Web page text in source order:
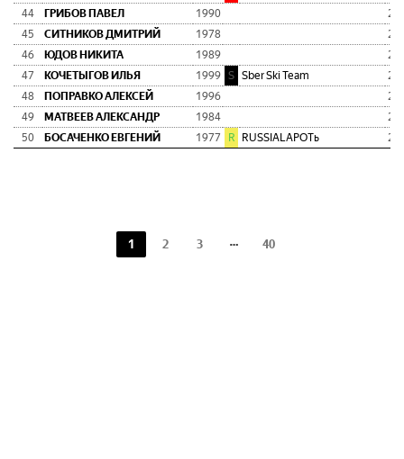
44
ГРИБОВ ПАВЕЛ 1990
45
СИТНИКОВ ДМИТРИЙ 1978
46
ЮДОВ НИКИТА 1989
47
КОЧЕТЫГОВ ИЛЬЯ 1999 S Sber Ski Team
48
ПОПРАВКО АЛЕКСЕЙ 1996
49
МАТВЕЕВ АЛЕКСАНДР 1984
50
БОСАЧЕНКО ЕВГЕНИЙ 1977 R RUSSIALAPOTь
1 2 3 40